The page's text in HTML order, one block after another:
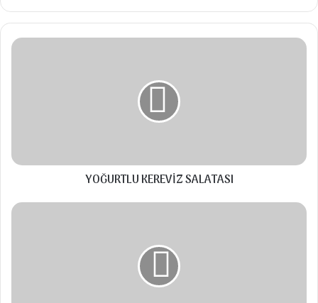
🍊 2,5- 3 su bardağına un
🍊 1 adat portakal kabuğu rendesi ve bir
🍊 1 paket bitter çikolata
🍊 1 paket sütlü çikolata
YOĞURTLU
YOĞURTLU KEREVİZ SALATASI
DALYAN